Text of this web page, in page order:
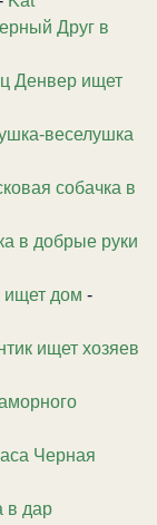
Друг в
Денвер ищет
веселушка
собачка в
в добрые руки
ищет дом -
ищет хозяев
Черная
в дар